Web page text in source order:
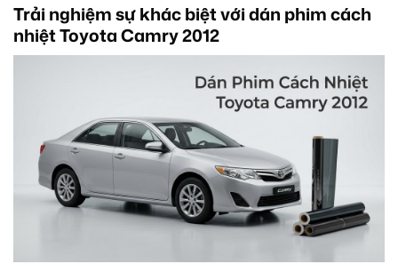
Trải nghiệm sự khác biệt với dán phim cách
nhiệt Toyota Camry 2012